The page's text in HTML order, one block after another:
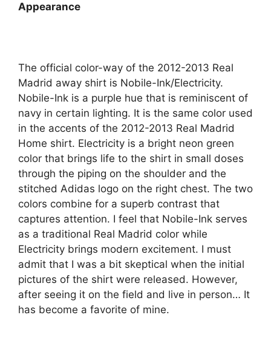
Appearance
The official color-way of the 2012-2013 Real
Madrid away shirt is Nobile-Ink/Electricity.
Nobile-Ink is a purple hue that is reminiscent of
navy in certain lighting. It is the same color used
in the accents of the 2012-2013 Real Madrid
Home shirt. Electricity is a bright neon green
color that brings life to the shirt in small doses
through the piping on the shoulder and the
stitched Adidas logo on the right chest. The two
colors combine for a superb contrast that
captures attention. I feel that Nobile-Ink serves
as a traditional Real Madrid color while
Electricity brings modern excitement. I must
admit that I was a bit skeptical when the initial
pictures of the shirt were released. However,
after seeing it on the field and live in person… It
has become a favorite of mine.